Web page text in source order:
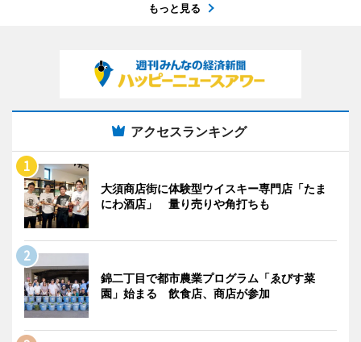
もっと見る
アクセスランキング
大須商店街に体験型ウイスキー専門店「たま
にわ酒店」 量り売りや角打ちも
錦二丁目で都市農業プログラム「ゑびす菜
園」始まる 飲食店、商店が参加